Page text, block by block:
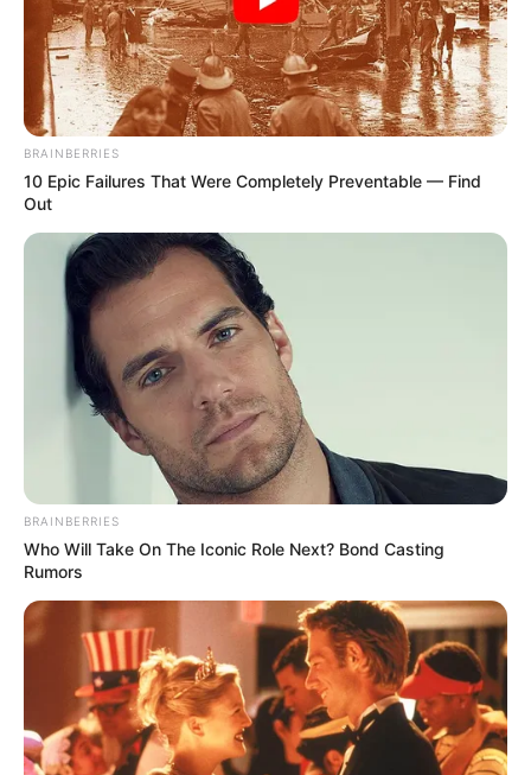
10 Universitas Terbaik di
Surabaya, Jadi Incaran
Calon Mahasiswa
Sejarah Bataviasche
Nouvelles, Koran Pertama
Sejarah Terbentuknya
Taliban, Kini Kembali
Menguasai Afghanistan
Mengenal Barbarossa,
Pelaut Muslim yang
Dicitrakan Negatif oleh
Dunia Barat
Kekejaman Khmer Merah,
Rezim Diktator yang
Menghabisi Nyawa
Rakyatnya
Kisah Kapal Padewakang,
Tanpa Mesin Mampu
Berlayar ke Australia
BRAINBERRIES
10 Epic Failures That Were Completely Preventable — Find
Out
BRAINBERRIES
Who Will Take On The Iconic Role Next? Bond Casting
Rumors